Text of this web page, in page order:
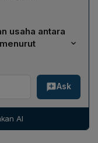
proses
MUFG
ada perubahan
jaringan kantor,
biasa.
usaha antara
satu institusi
mengoptimalkan
global dan
Ask
AI